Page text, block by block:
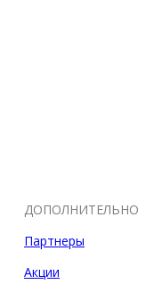
ДОПОЛНИТЕЛЬНО
Партнеры
Акции